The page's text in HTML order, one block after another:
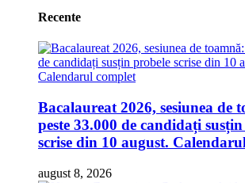
Recente
Bacalaureat 2026, sesiunea de
peste 33.000 de candidați
scrise din 10 august.
august 8, 2026